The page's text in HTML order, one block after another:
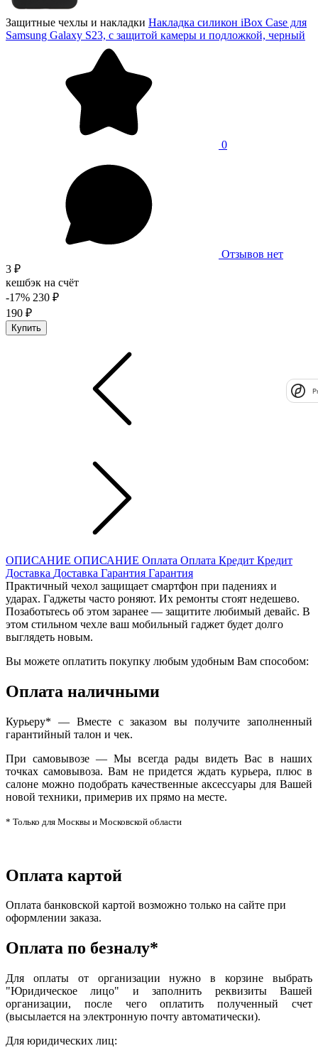
Защитные чехлы и накладки Накладка силикон iBox Case для
Samsung Galaxy S23, с защитой камеры и подложкой, черный
0
Отзывов нет
3 ₽
кешбэк на счёт
-17% 230 ₽
190 ₽
Купить
ОПИСАНИЕ ОПИСАНИЕ Оплата Оплата Кредит Кредит
Доставка Доставка Гарантия Гарантия
Практичный чехол защищает смартфон при падениях и
ударах. Гаджеты часто роняют. Их ремонты стоят недешево.
Позаботьтесь об этом заранее — защитите любимый девайс. В
этом стильном чехле ваш мобильный гаджет будет долго
выглядеть новым.
Вы можете оплатить покупку любым удобным Вам способом:
Оплата наличными
Курьеру* — Вместе с заказом вы получите заполненный
гарантийный талон и чек.
При самовывозе — Мы всегда рады видеть Вас в наших
точках самовывоза. Вам не придется ждать курьера, плюс в
салоне можно подобрать качественные аксессуары для Вашей
новой техники, примерив их прямо на месте.
* Только для Москвы и Московской области
Оплата картой
Оплата банковской картой возможно только на сайте при
оформлении заказа.
Оплата по безналу*
Для оплаты от организации нужно в корзине выбрать
"Юридическое лицо" и заполнить реквизиты Вашей
организации, после чего оплатить полученный счет
(высылается на электронную почту автоматически).
Для юридических лиц: